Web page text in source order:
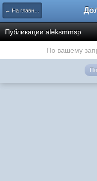
← На главную
Публикации aleksmmsp
По вашему